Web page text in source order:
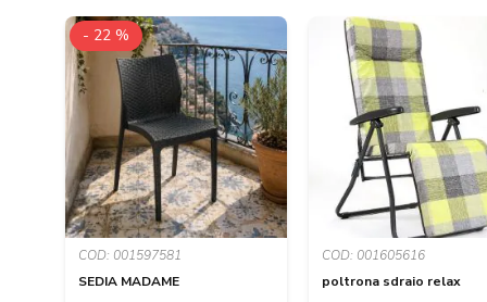
COD: 001597581
SEDIA MADAME
- 22 %
COD: 001605616
poltrona sdraio relax